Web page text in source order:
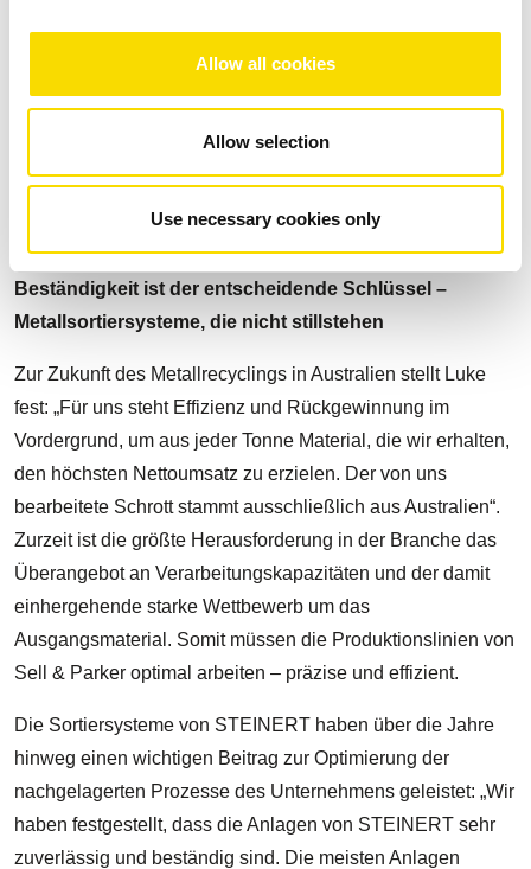
Allow all cookies
Allow selection
Use necessary cookies only
Consumer-Schrott. Der Schredder verarbeitet eine Menge
Material, das von Abfalldeponien und Schrottsammlern
stammt als auch ein paar Altfahrzeuge.“
Beständigkeit ist der entscheidende Schlüssel –
Metallsortiersysteme, die nicht stillstehen
Zur Zukunft des Metallrecyclings in Australien stellt Luke
fest: „Für uns steht Effizienz und Rückgewinnung im
Vordergrund, um aus jeder Tonne Material, die wir erhalten,
den höchsten Nettoumsatz zu erzielen. Der von uns
bearbeitete Schrott stammt ausschließlich aus Australien“.
Zurzeit ist die größte Herausforderung in der Branche das
Überangebot an Verarbeitungskapazitäten und der damit
einhergehende starke Wettbewerb um das
Ausgangsmaterial. Somit müssen die Produktionslinien von
Sell & Parker optimal arbeiten – präzise und effizient.
Die Sortiersysteme von STEINERT haben über die Jahre
hinweg einen wichtigen Beitrag zur Optimierung der
nachgelagerten Prozesse des Unternehmens geleistet: „Wir
haben festgestellt, dass die Anlagen von STEINERT sehr
zuverlässig und beständig sind. Die meisten Anlagen